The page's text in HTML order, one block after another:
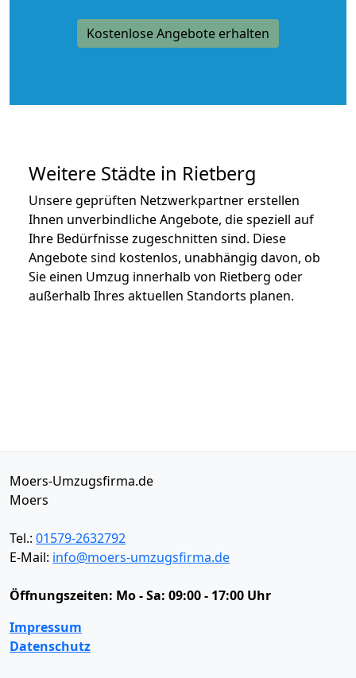
Kostenlose Angebote erhalten
Weitere Städte in Rietberg
Unsere geprüften Netzwerkpartner erstellen
Ihnen unverbindliche Angebote, die speziell auf
Ihre Bedürfnisse zugeschnitten sind. Diese
Angebote sind kostenlos, unabhängig davon, ob
Sie einen Umzug innerhalb von Rietberg oder
außerhalb Ihres aktuellen Standorts planen.
Moers-Umzugsfirma.de
Moers
Tel.: 01579-2632792
E-Mail: info@moers-umzugsfirma.de
Öffnungszeiten: Mo - Sa: 09:00 - 17:00 Uhr
Impressum
Datenschutz